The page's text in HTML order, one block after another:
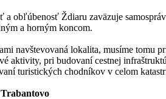
a obľúbenosť Ždiaru zaväzuje
a horným koncom.
navštevovaná lokalita, musíme tomu
aktivity, pri budovaní cestnej
turistických chodníkov v celom